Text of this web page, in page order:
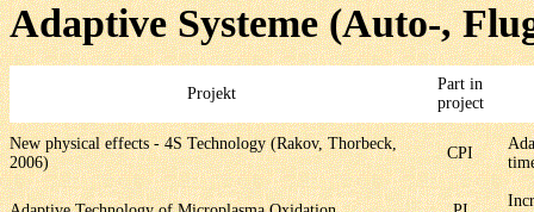
Adaptive Systeme (Auto-,
Projekt
Part in
project
New physical effects - 4S Technology (Rakov, Thorbeck,
2006)
CPI